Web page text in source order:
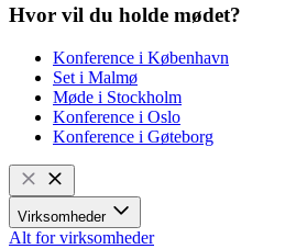
Hvor vil du holde mødet?
Konference i København
Set i Malmø
Møde i Stockholm
Konference i Oslo
Konference i Gøteborg
Virksomheder
Alt for virksomheder